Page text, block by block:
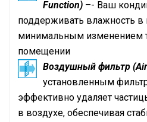
Function) –- Ваш
поддерживать влажность в
минимальным изменением
помещении
Воздушный фильтр
установленным
эффективно удаляет
в воздухе, обеспечивая